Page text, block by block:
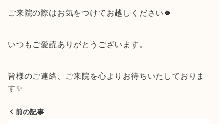
ご来院の際はお気をつけてお越しください🍀
いつもご愛読ありがとうございます。
皆様のご連絡、ご来院を心よりお待ちいたしておりま
す✨
前の記事